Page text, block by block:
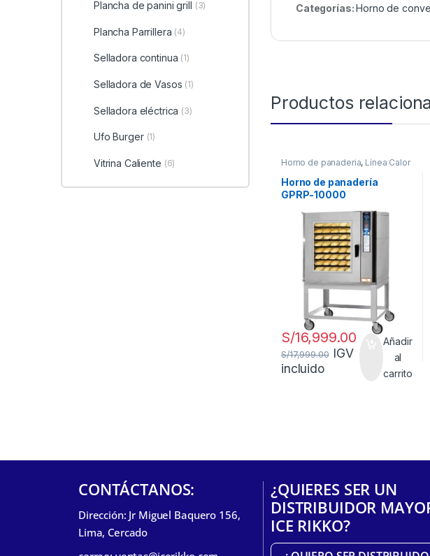
Categorías:Horno de
Productos
Horno de panaderia, Línea Calor
Horno de panadería
GPRP-10000
S/16,999.00
S/17,999.00 IGV
incluido
Añadir
al
carrito
Plancha de panini grill (3)
Plancha Parrillera (4)
Selladora continua (1)
Selladora de Vasos (1)
Selladora eléctrica (3)
Ufo Burger (1)
Vitrina Caliente (6)
CONTÁCTANOS:
Dirección: Jr Miguel Baquero 156,
Lima, Cercado
¿QUIERES SER UN
DISTRIBUIDOR
ICE RIKKO?